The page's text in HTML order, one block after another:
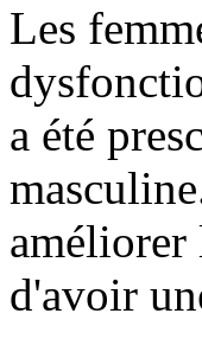
Les
a été
d'avoir